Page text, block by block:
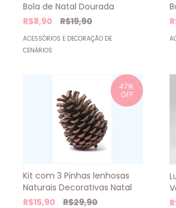
Bola de Natal Dourada
R$8,90
R$19,90
ACESSÓRIOS E DECORAÇÃO DE
CENÁRIOS
47%
OFF
Kit com 3 Pinhas lenhosas
Naturais Decorativas Natal
R$15,90
R$29,90